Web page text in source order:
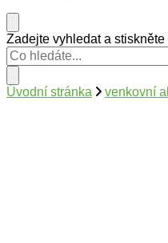
Hledáte
něco
?
Zadejte vyhledat a stiskněte
Úvodní stránka venkovní